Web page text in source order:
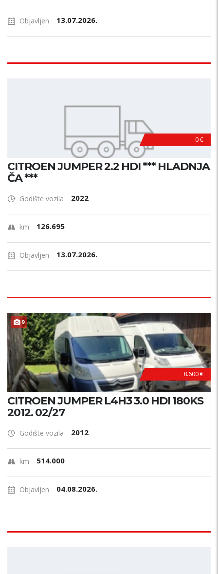
Objavljen 13.07.2026.
0 €
CITROEN JUMPER 2.2 HDI *** HLADNJA
ČA ***
Godište vozila 2022
km 126.695
Objavljen 13.07.2026.
9
8.600 €
CITROEN JUMPER L4H3 3.0 HDI 180KS
2012. 02/27
Godište vozila 2012
km 514.000
Objavljen 04.08.2026.